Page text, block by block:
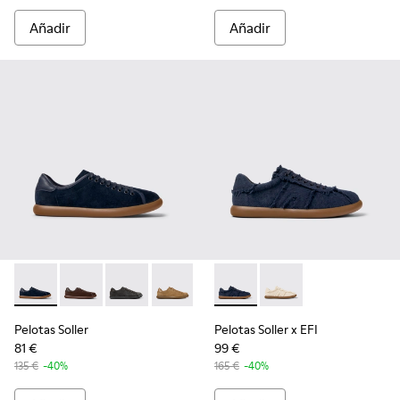
Añadir Añadir
Pelotas Soller - K100974-015 - Sneakers de nobuk azules
Pelotas Soller - K100974-018
Pelotas Soller - K100974-013
Pelotas Soller - K100974-002
Pelotas Soller - K100974-001
Pelotas Soller
81 €
135 € -40%
Pelotas Soller x EFI -
Pelotas Soller x EFI -
Pelotas Soller x EFI
99 €
165 € -40%